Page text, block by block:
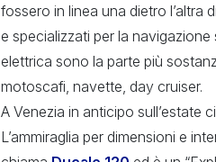
fossero in linea una dietro l’altra
e specializzati per la
elettrica sono la parte più
motoscafi, navette, day cruiser.
A Venezia in anticipo sull’estate
L’ammiraglia per dimensioni e